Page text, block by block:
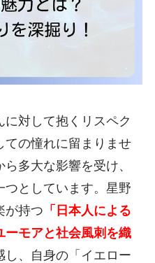
対して抱くリスペク
ての憧れに留まりませ
多大な影響を受け、
つとしています。星野
が持つ 「日本人による
ーモアと社会風刺を織
し、自身の「イエロー